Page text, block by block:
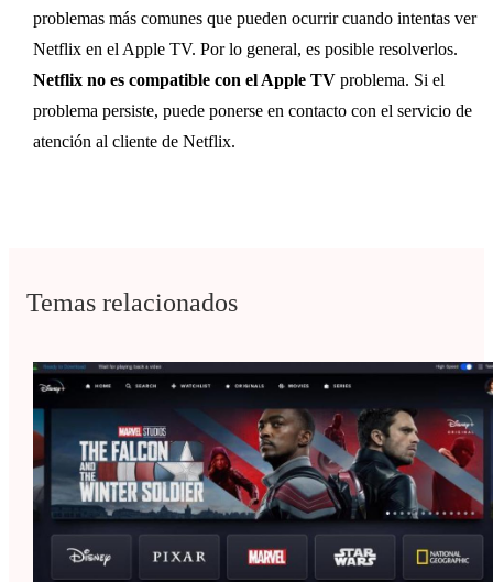
problemas más comunes que pueden ocurrir cuando intentas ver
Netflix no es compatible con el Apple TV problema. Si el
problema persiste, puede ponerse en contacto con el servicio de
atención al cliente de Netflix.
Temas relacionados